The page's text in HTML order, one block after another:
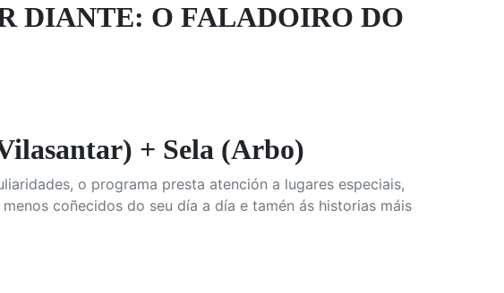
DIANTE: O FALADOIRO DO
+ Sela (Arbo)
o programa presta atención a lugares especiais,
coñecidos do seu día a día e tamén ás historias máis